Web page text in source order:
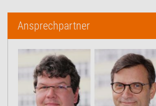
Ansprechpartner